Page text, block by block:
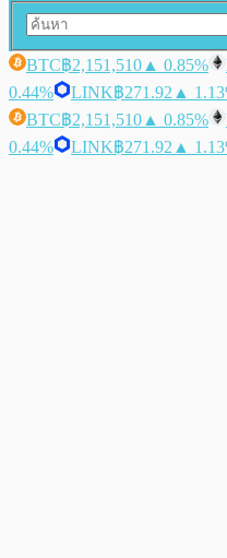
BTC฿2,151,510 ▲ 0.85%
0.44%
LINK฿271.92 ▲
BTC฿2,151,510 ▲ 0.85%
0.44%
LINK฿271.92 ▲